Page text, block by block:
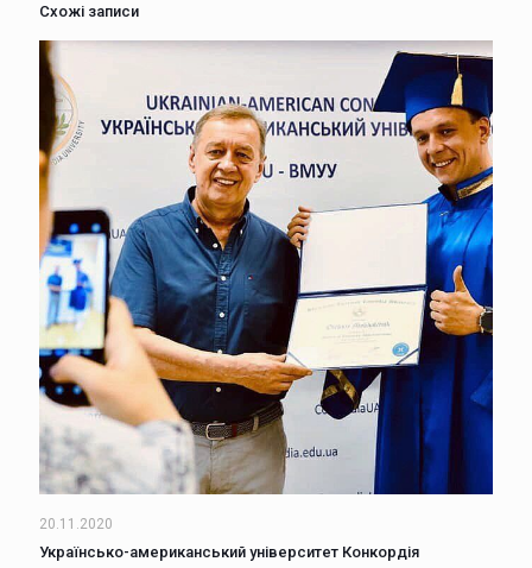
Схожі записи
20.11.2020
Українсько-американський університет Конкордія